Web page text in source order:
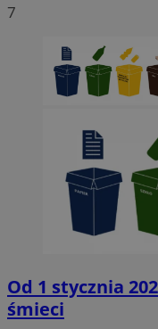
7
Od 1 stycznia
śmieci